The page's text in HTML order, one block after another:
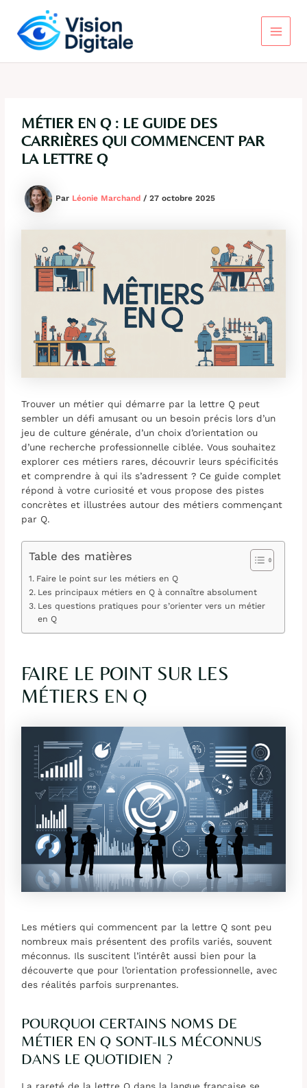
contenu
Main
MÉTIER EN Q : LE GUIDE DES
CARRIÈRES QUI COMMENCENT PAR
LA LETTRE Q
Par Léonie Marchand/27 octobre 2025
Trouver un métier qui démarre par la lettre Q peut
sembler un défi amusant ou un besoin précis lors d’un
jeu de culture générale, d’un choix d’orientation ou
d’une recherche professionnelle ciblée. Vous souhaitez
explorer ces métiers rares, découvrir leurs spécificités
et comprendre à qui ils s’adressent ? Ce guide complet
répond à votre curiosité et vous propose des pistes
concrètes et illustrées autour des métiers commençant
par Q.
Table des matières
Faire le point sur les métiers en Q
Les principaux métiers en Q à connaître absolument
Les questions pratiques pour s’orienter vers un métier
en Q
FAIRE LE POINT SUR LES
MÉTIERS EN Q
Les métiers qui commencent par la lettre Q sont peu
nombreux mais présentent des profils variés, souvent
méconnus. Ils suscitent l’intérêt aussi bien pour la
découverte que pour l’orientation professionnelle, avec
des réalités parfois surprenantes.
POURQUOI CERTAINS NOMS DE
MÉTIER EN Q SONT-ILS MÉCONNUS
DANS LE QUOTIDIEN ?